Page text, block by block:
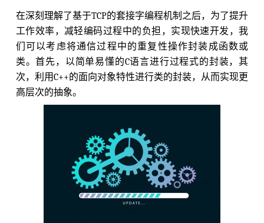
在深刻理解了基于TCP的套接字编程机制之后，为了提升
工作效率，减轻编码过程中的负担，实现快速开发，我
们可以考虑将通信过程中的重复性操作封装成函数或
类。首先，以简单易懂的C语言进行过程式的封装，其
次，利用C++的面向对象特性进行类的封装，从而实现更
高层次的抽象。